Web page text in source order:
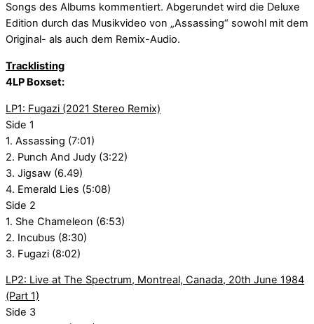
Songs des Albums kommentiert. Abgerundet wird die Deluxe
Edition durch das Musikvideo von „Assassing“ sowohl mit dem
Original- als auch dem Remix-Audio.
Tracklisting
4LP Boxset:
LP1: Fugazi (2021 Stereo Remix)
Side 1
1. Assassing (7:01)
2. Punch And Judy (3:22)
3. Jigsaw (6.49)
4. Emerald Lies (5:08)
Side 2
1. She Chameleon (6:53)
2. Incubus (8:30)
3. Fugazi (8:02)
LP2: Live at The Spectrum, Montreal, Canada, 20th June 1984
(Part 1)
Side 3